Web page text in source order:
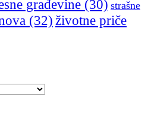
građevine (30) strašne
(32) životne priče